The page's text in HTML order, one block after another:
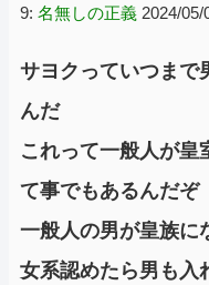
9: 名無しの正義 2024/
サヨクっていつまで
んだ
これって一般人が皇
て事でもあるんだぞ
一般人の男が皇族に
女系認めたら男も入